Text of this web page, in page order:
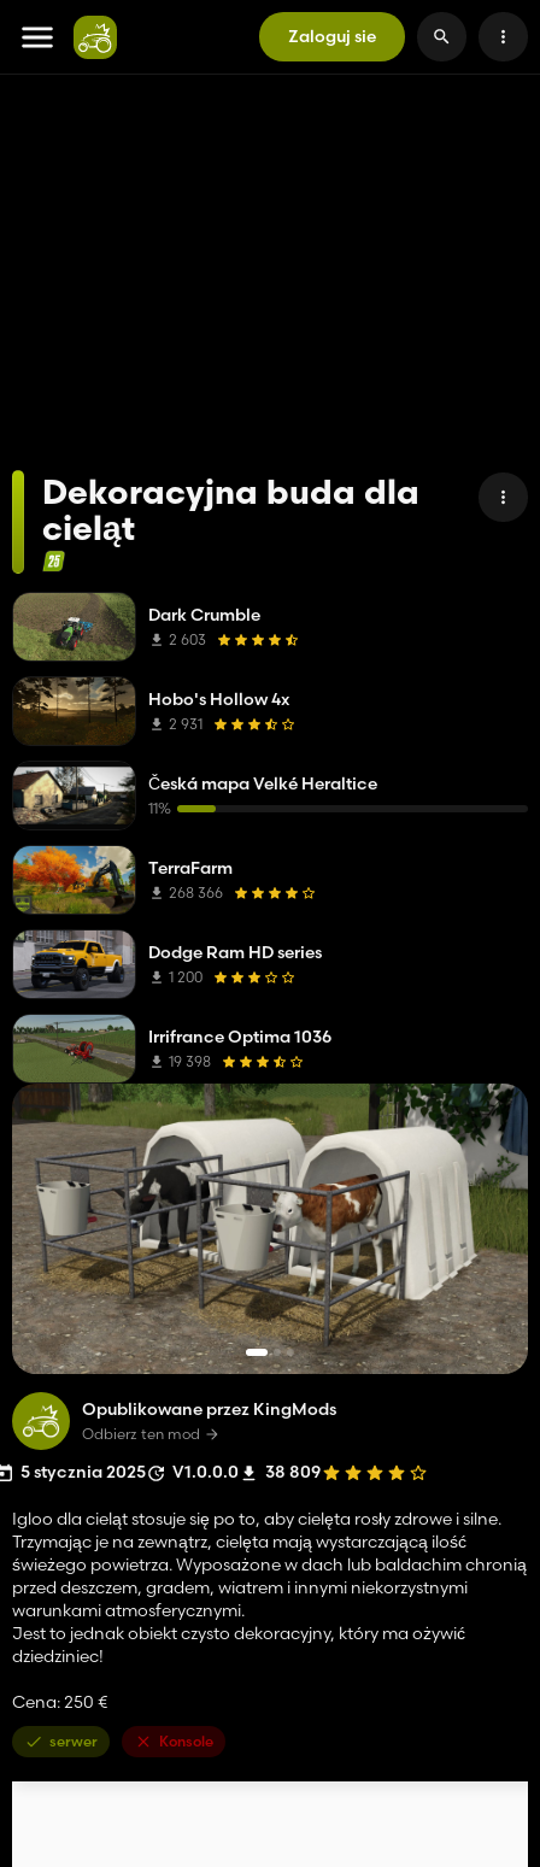
Zaloguj sie
Dekoracyjna buda dla
cieląt
Opublikowane przez KingMods
Odbierz ten mod
5 stycznia 2025 V1.0.0.0 38 809
Igloo dla cieląt stosuje się po to, aby cielęta rosły zdrowe i silne.
Trzymając je na zewnątrz, cielęta mają wystarczającą ilość
świeżego powietrza. Wyposażone w dach lub baldachim chronią
przed deszczem, gradem, wiatrem i innymi niekorzystnymi
warunkami atmosferycznymi.
Jest to jednak obiekt czysto dekoracyjny, który ma ożywić
dziedziniec!
Cena: 250 €
serwer Konsole
Dark Crumble
2 603
Hobo's Hollow 4x
2 931
Česká mapa Velké Heraltice
11%
TerraFarm
268 366
Dodge Ram HD series
1 200
Irrifrance Optima 1036
19 398